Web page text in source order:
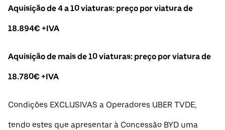
Aquisição de 4 a 10 viaturas: preço por viatura de
18.894€ +IVA
Aquisição de mais de 10 viaturas: preço por viatura de
18.780€ +IVA
Condições EXCLUSIVAS a Operadores UBER TVDE,
tendo estes que apresentar à Concessão BYD uma